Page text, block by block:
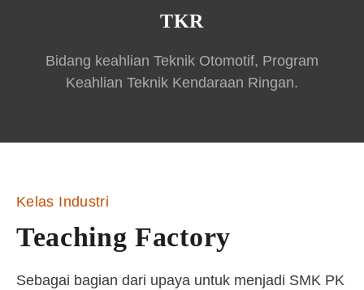
TKR
Bidang keahlian Teknik Otomotif, Program
Keahlian Teknik Kendaraan Ringan.
Kelas Industri
Teaching Factory
Sebagai bagian dari upaya untuk menjadi SMK PK